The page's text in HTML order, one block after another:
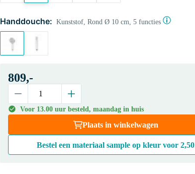
Handdouche: Kunststof, Rond Ø 10 cm, 5 functies
809,-
Voor 13.00 uur besteld, maandag in huis
Plaats in winkelwagen
Bestel een materiaal sample op kleur voor2,50